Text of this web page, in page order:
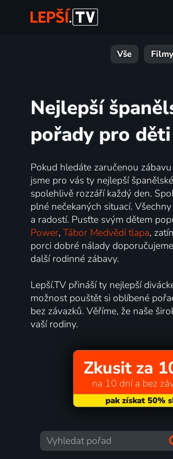
Vše Filmy
Nejlepší
pořady pro
Pokud hledáte zaručenou
jsme pro vás ty nejlepší
spolehlivě rozzáří každý den.
plné nečekaných situací.
a radostí. Pusťte svým dětem
Power, Tábor Medvědí tlapa,
porci dobré nálady
další rodinné zábavy.
Lepší.TV přináší ty nejlepší
možnost pouštět si oblíbené
bez závazků. Věříme, že naše
vaší rodiny.
Zkusit za
na 10 dní a bez